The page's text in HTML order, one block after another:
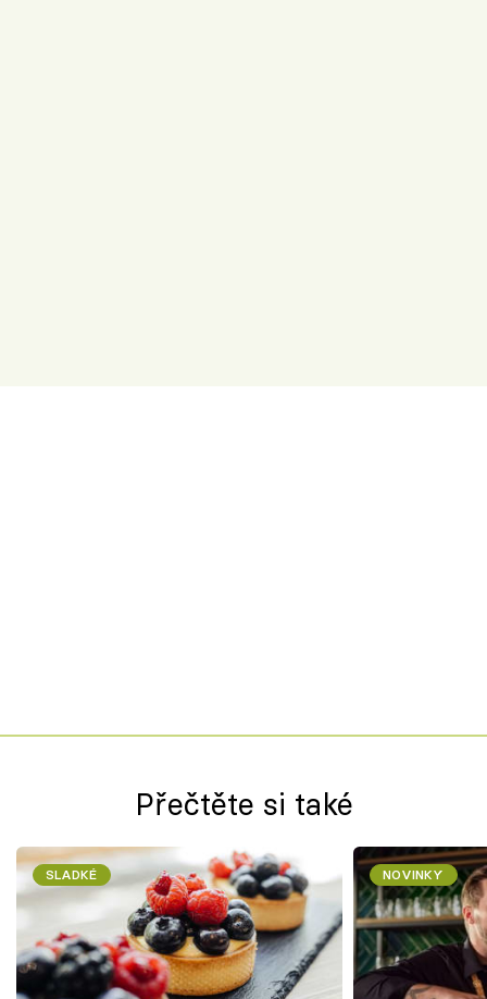
Přečtěte si také
SLADKÉ NOVINKY